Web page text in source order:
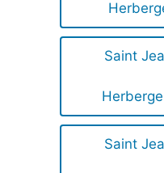
Saint
Saint